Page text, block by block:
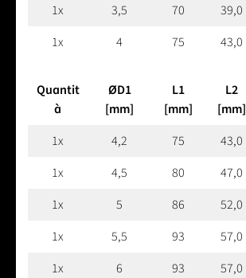
1x
3,5 70
39,0
1x
4 75 43,0
Quantit
à
ØD1
[mm]
L1
[mm]
L2
[mm]
1x
4,2 75 43,0
1x
4,5 80
47,0
1x
5 86 52,0
1x
5,5 93
57,0
1x
6 93
57,0